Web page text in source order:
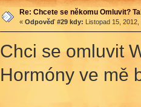
Re: Chcete se někomu Omluvit?
« Odpověď #29 kdy: Listopad 15,
Chci se omluvit
Hormóny ve mě